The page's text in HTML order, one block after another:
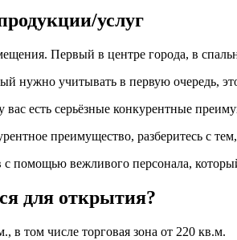
услуг
Первый в центре города, в
нужно учитывать в первую очередь,
есть серьёзные конкурентные
преимущество, разберитесь с
с помощью вежливого персонала,
для открытия?
в том числе торговая зона от 220 кв.м.